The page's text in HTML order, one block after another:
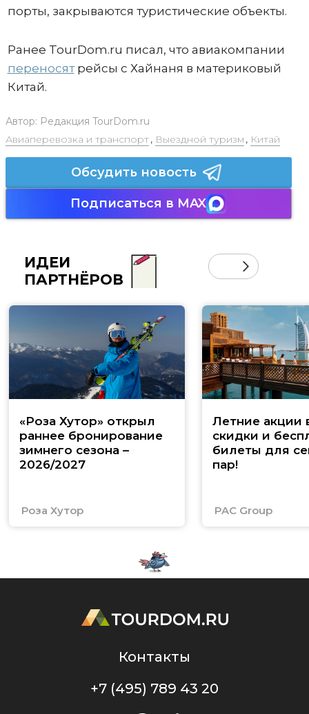
порты, закрываются туристические объекты.
Ранее TourDom.ru писал, что авиакомпании
переносятрейсы с Хайнаня в материковый
Китай.
Автор: Редакция TourDom.ru
Авиаперевозка и транспорт, Выездной туризм , Китай
Обсудить новость
Подписаться в MAX
ИДЕИ
ПАРТНЁРОВ
«Роза Хутор» открыл
раннее бронирование
зимнего сезона –
2026/2027
Роза Хутор
Летние акции
скидки и
билеты для
пар!
PAC Group
Контакты
+7 (495) 789 43 20